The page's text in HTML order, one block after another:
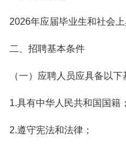
2026年应届毕业生和社会
二、招聘基本条件
（一）应聘人员应具备以下
1.具有中华人民共和国国籍；
2.遵守宪法和法律；